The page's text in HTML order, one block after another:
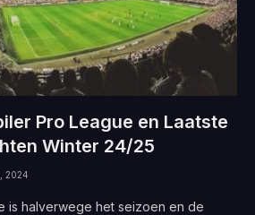
Pro League en Laatste
Winter 24/25
2024
is halverwege het seizoen en de